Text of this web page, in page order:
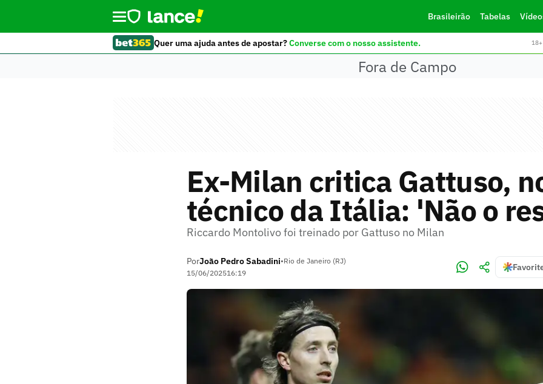
Brasileirão Tabelas
Quer uma ajuda antes de apostar?Converse com o nosso assistente.
Fora de Campo
Ex-Milan critica Gattuso,
técnico da Itália: 'Não o
Riccardo Montolivo foi treinado por Gattuso no Milan
PorJoão Pedro Sabadini•Rio de Janeiro (RJ)
15/06/202516:19